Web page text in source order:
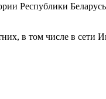
Республики
в том числе в сети